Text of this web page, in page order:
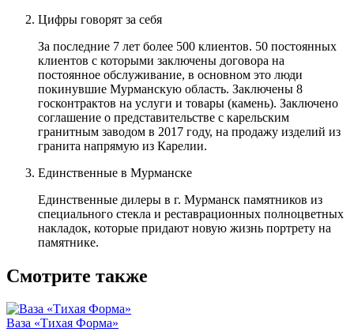
Цифры говорят за себя
За последние 7 лет более 500 клиентов. 50 постоянных
клиентов с которыми заключены договора на
постоянное обслуживание, в основном это люди
покинувшие Мурманскую область. Заключены 8
госконтрактов на услуги и товары (камень). Заключено
соглашение о представительстве с карельским
гранитным заводом в 2017 году, на продажу изделий из
гранита напрямую из Карелии.
Единственные в Мурманске
Единственные дилеры в г. Мурманск памятников из
специального стекла и реставрационных полноцветных
накладок, которые придают новую жизнь портрету на
памятнике.
Смотрите также
Ваза «Тихая Форма»